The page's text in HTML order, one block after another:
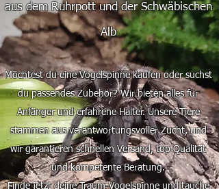
aus dem Ruhrpott und der Schwäbischen
Alb
Möchtest du eine Vogelspinne kaufen oder suchst
du passendes Zubehör? Wir bieten alles für
Anfänger und erfahrene Halter. Unsere Tiere
stammen aus verantwortungsvoller Zucht, und
wir garantieren schnellen Versand, top Qualität
und kompetente Beratung.
Finde jetzt deine Traum-Vogelspinne und tauche